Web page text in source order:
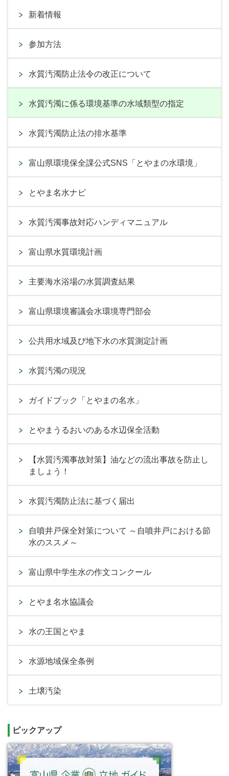
新着情報
参加方法
水質汚濁防止法令の改正について
水質汚濁に係る環境基準の水域類型の指定
水質汚濁防止法の排水基準
富山県環境保全課公式SNS「とやまの水環境」
とやま名水ナビ
水質汚濁事故対応ハンディマニュアル
富山県水質環境計画
主要海水浴場の水質調査結果
富山県環境審議会水環境専門部会
公共用水域及び地下水の水質測定計画
水質汚濁の現況
ガイドブック「とやまの名水」
とやまうるおいのある水辺保全活動
【水質汚濁事故対策】油などの流出事故を防止し
ましょう！
水質汚濁防止法に基づく届出
自噴井戸保全対策について ～自噴井戸における節
水のススメ～
富山県中学生水の作文コンクール
とやま名水協議会
水の王国とやま
水源地域保全条例
土壌汚染
ピックアップ